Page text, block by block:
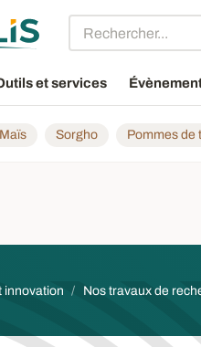
et services
Maïs Sorgho Pommes de
innovation Nos travaux de